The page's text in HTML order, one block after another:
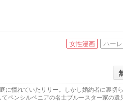
女性漫画 ハー
に憧れていたリリー。しかし婚約者に裏切
ペンシルベニアの名士ブルースター家の遺